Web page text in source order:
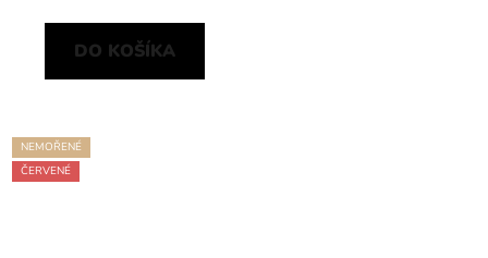
DO KOŠÍKA
NEMOŘENÉ
ČERVENÉ